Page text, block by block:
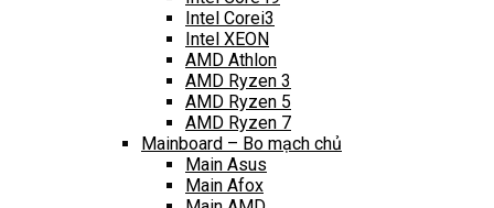
Intel Corei3
Intel XEON
AMD Athlon
AMD Ryzen 3
AMD Ryzen 5
AMD Ryzen 7
Mainboard – Bo mạch chủ
Main Asus
Main Afox